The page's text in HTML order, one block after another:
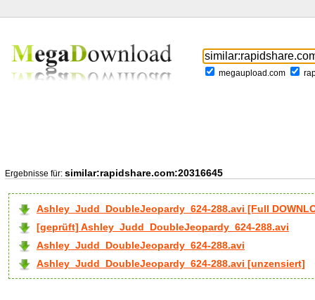
megaupload.com
Ergebnisse für: similar:rapidshare.com:20316645
Ashley_Judd_DoubleJeopardy_624-288.avi [Full
[geprüft] Ashley_Judd_DoubleJeopardy_624-288.avi
Ashley_Judd_DoubleJeopardy_624-288.avi
Ashley_Judd_DoubleJeopardy_624-288.avi [unzensiert]